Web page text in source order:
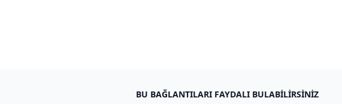
BU BAĞLANTILARI FAYDALI BULABILIRSINIZ